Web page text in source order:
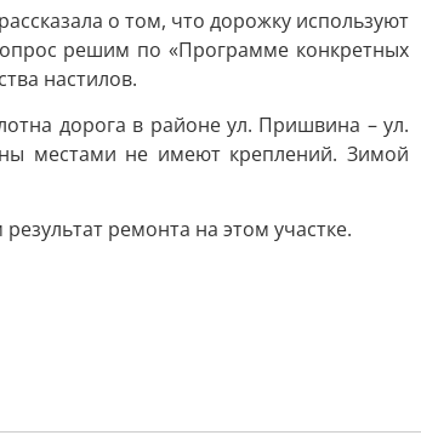
о том, что дорожку используют
решим по «Программе конкретных
настилов.
дорога в районе ул. Пришвина – ул.
местами не имеют креплений. Зимой
ремонта на этом участке.